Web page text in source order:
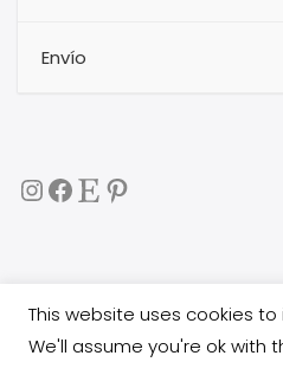
Envío
Instagram
Facebook
EtsyPinterest
Copyright 2017 buggytextilall
are copyright protected,
This website uses cookies
We'll assume you're ok with